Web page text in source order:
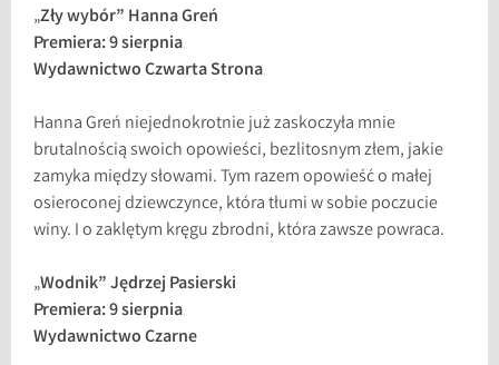
„Zły wybór” Hanna Greń
Premiera: 9 sierpnia
Wydawnictwo Czwarta Strona
Hanna Greń niejednokrotnie już zaskoczyła mnie
brutalnością swoich opowieści, bezlitosnym złem, jakie
zamyka między słowami. Tym razem opowieść o małej
osieroconej dziewczynce, która tłumi w sobie poczucie
winy. I o zaklętym kręgu zbrodni, która zawsze powraca.
„Wodnik” Jędrzej Pasierski
Premiera: 9 sierpnia
Wydawnictwo Czarne